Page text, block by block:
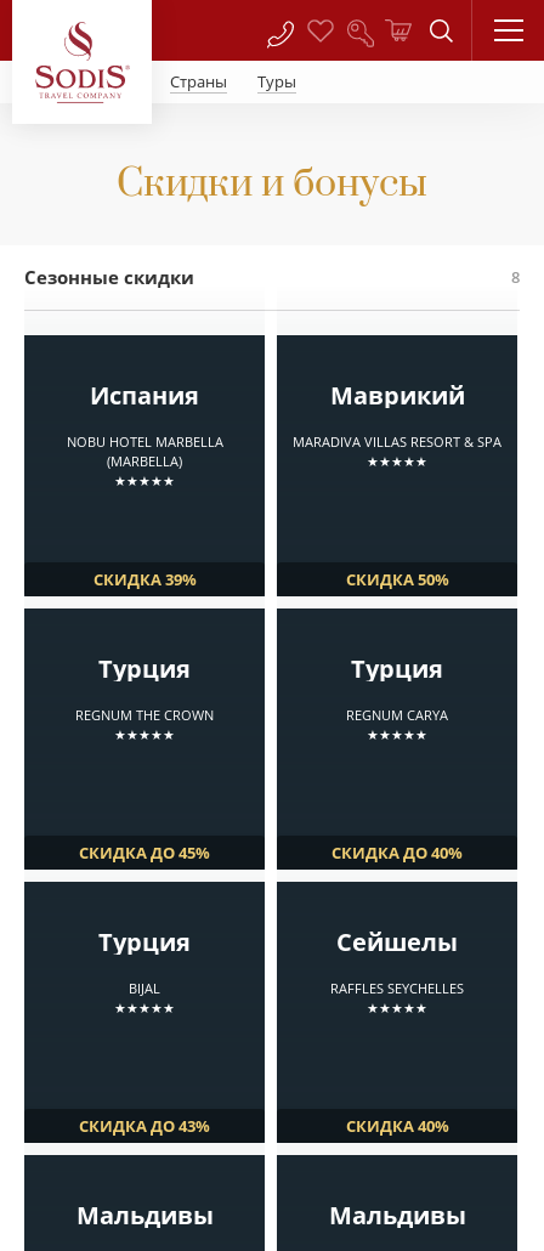
Страны Туры
Скидки и бонусы
Сезонные скидки 8
Испания
NOBU HOTEL MARBELLA
(MARBELLA)
★★★★★
СКИДКА 39%
Маврикий
MARADIVA VILLAS RESORT & SPA
★★★★★
СКИДКА 50%
Турция
REGNUM THE CROWN
★★★★★
СКИДКА ДО 45%
Турция
REGNUM CARYA
★★★★★
СКИДКА ДО 40%
Турция
BIJAL
★★★★★
СКИДКА ДО 43%
Сейшелы
RAFFLES SEYCHELLES
★★★★★
СКИДКА 40%
Мальдивы Мальдивы